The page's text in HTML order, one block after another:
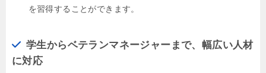
を習得することができます。
学生からベテランマネージャーまで、幅広い人材
に対応